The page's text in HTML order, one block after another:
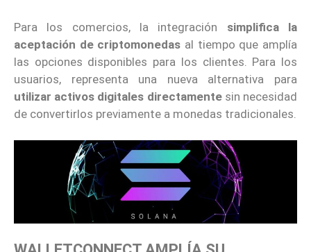
Para los comercios, la integración simplifica la
aceptación de criptomonedas al tiempo que amplía
las opciones disponibles para los clientes. Para los
usuarios, representa una nueva alternativa para
utilizar activos digitales directamentesin necesidad
de convertirlos previamente a monedas tradicionales.